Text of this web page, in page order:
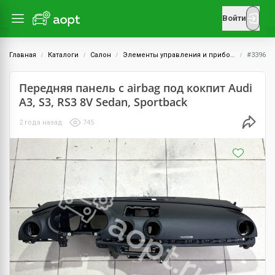
Войти
Главная Каталоги Салон Элементы управления и приборы #3396
Передняя панель с airbag под кокпит Audi
A3, S3, RS3 8V Sedan, Sportback
2 года назад 745